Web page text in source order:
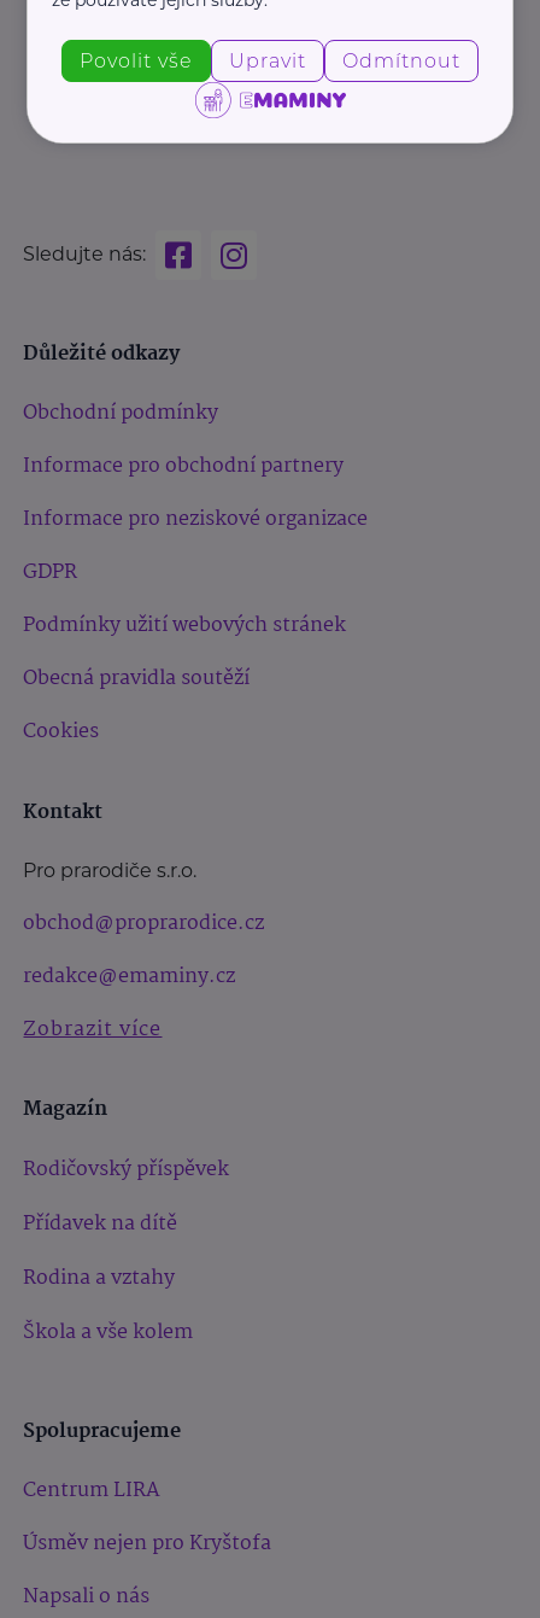
Sledujte nás:
Důležité odkazy
Obchodní podmínky
Informace pro obchodní partnery
Informace pro neziskové organizace
GDPR
Podmínky užití webových stránek
Obecná pravidla soutěží
Cookies
Kontakt
Pro prarodiče s.r.o.
obchod@proprarodice.cz
redakce@emaminy.cz
Zobrazit více
Magazín
Rodičovský příspěvek
Přídavek na dítě
Rodina a vztahy
Škola a vše kolem
Spolupracujeme
Centrum LIRA
Úsměv nejen pro Kryštofa
Napsali o nás
Povolit vše Upravit Odmítnout